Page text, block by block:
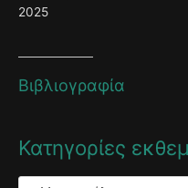
2025
Βιβλιογραφία
Κατηγορίες